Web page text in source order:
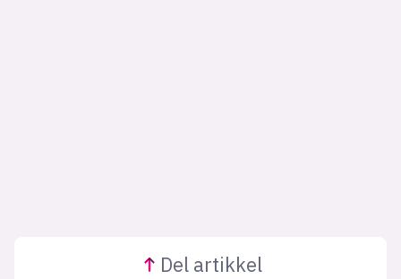
Del artikkel